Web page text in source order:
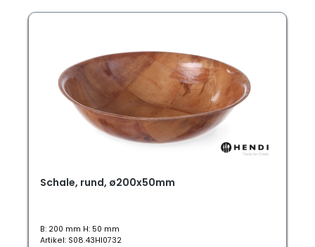
Schale, rund, ø200x50mm
B: 200 mm H: 50 mm
Artikel: S08.43HI0732